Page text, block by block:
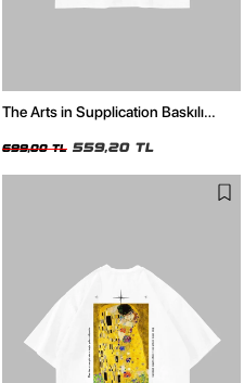
The Arts in Supplication Baskılı
699,00 TL 559,20 TL